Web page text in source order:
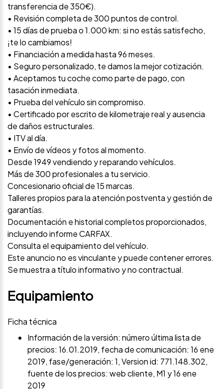
transferencia de 350€).
• Revisión completa de 300 puntos de control.
• 15 días de prueba o 1.000 km: si no estás satisfecho,
¡te lo cambiamos!
• Financiación a medida hasta 96 meses.
• Seguro personalizado, te damos la mejor cotización.
• Aceptamos tu coche como parte de pago, con
tasación inmediata.
• Prueba del vehículo sin compromiso.
• Certificado por escrito de kilometraje real y ausencia
de daños estructurales.
• ITV al día.
• Envío de vídeos y fotos al momento.
Desde 1949 vendiendo y reparando vehículos.
Más de 300 profesionales a tu servicio.
Concesionario oficial de 15 marcas.
Talleres propios para la atención postventa y gestión de
garantías.
Documentación e historial completos proporcionados,
incluyendo informe CARFAX.
Consulta el equipamiento del vehículo.
Este anuncio no es vinculante y puede contener errores.
Se muestra a título informativo y no contractual.
Equipamiento
Ficha técnica
Información de la versión: número última lista de
precios: 16.01.2019, fecha de comunicación: 16 ene
2019, fase/generación: 1, Version id: 771.148.302,
fuente de los precios: web cliente, M1 y 16 ene
2019